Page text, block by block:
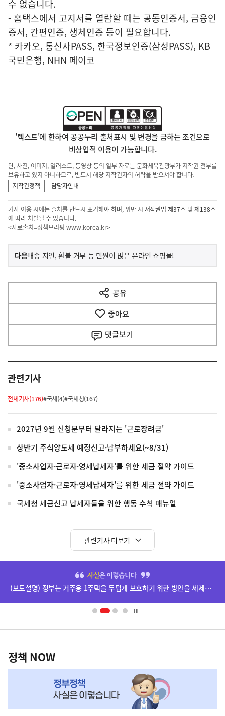
수 없습니다.
- 홈택스에서 고지서를 열람할 때는 공동인증서, 금융인
증서, 간편인증, 생체인증 등이 필요합니다.
* 카카오, 통신사PASS, 한국정보인증(삼성PASS), KB
국민은행, NHN 페이코
'텍스트'에 한하여 공공누리 출처표시 및 변경을 금하는 조건으로
비상업적 이용이 가능합니다.
단, 사진, 이미지, 일러스트, 동영상 등의 일부 자료는 문화체육관광부가 저작권 전부를
보유하고 있지 아니하므로, 반드시 해당 저작권자의 허락을 받으셔야 합니다.
저작권정책
담당자안내
기사 이용 시에는 출처를 반드시 표기해야 하며, 위반 시 저작권법 제37조 및제138조
에 따라 처벌될 수 있습니다.
<자료출처=정책브리핑 www.korea.kr>
이
전
다
음
다음기
사
배송 지연, 환불 거부 등 민원이 많은 온라인 쇼핑몰!
공유
열
기
좋아요
댓글보기
관련기사
전체기사(176)#국세(4)#국세청(167)
2027년 9월 신청분부터 달라지는 '근로장려금'
상반기 주식양도세 예정신고·납부하세요(~8/31)
'중소사업자·근로자·영세납세자'를 위한 세금 절약 가이드
'중소사업자·근로자·영세납세자'를 위한 세금 절약 가이드
국세청 세금신고 납세자들을 위한 행동 수칙 매뉴얼
관련기사 더보기
영
(보도설명) 정부는 거주용 1주택을 두텁게 보호하기 위한 방안을 세제개편안에 담았습니다.
책
NOW,
정책 NOW